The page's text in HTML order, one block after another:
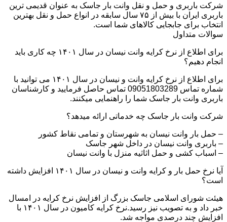
شرکت باربری و حمل و نقل وانت بار جاسک به عنوان قدیمی ترین
باربری ایران با بیش از ۷۵ سال سابقه در انواع حمل و نقل بهترین
انتخاب برای جابجایی کالاهای شما است.
سوالات متداول
برای اطلاع از نرخ کرایه وانت نیسان در سال ۱۴۰۱ چه کاری باید
انجام دهیم؟
برای اطلاع از نرخ کرایه وانت و نیسان در سال ۱۴۰۱ می توانید با
شماره تماس 09051803289 تماس حاصل فرمایید و کارشناسان
باربری وانت بار جاسک شما را راهنمایی میکنند.
شرکت وانت بار جاسک چه خدماتی ارائه میدهد؟
– حمل بار وانت نیسان به شهرستان و تمامی نقاط کشور
– باربری وانت نیسان در داخل شهر جاسک
– اسباب کشی و حمل اثاثیه منزل با وانت نیسان
آیا نرخ حمل بار و کرایه وانت و نیسان در سال ۱۴۰۱ افزایش داشته
است؟
هیئت شورای اسلامی جاسک بزرگ از افزایش نرخ کرایه در امسال
خبر داد و به تصویب نیز رسید.نرخ کرایه کامیون در سال ۱۴۰۱ با
افزایش چند درصدی مواجه شد.